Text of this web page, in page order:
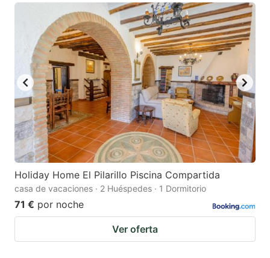
Holiday Home El Pilarillo Piscina Compartida
casa de vacaciones · 2 Huéspedes · 1 Dormitorio
71 € por noche
Ver oferta